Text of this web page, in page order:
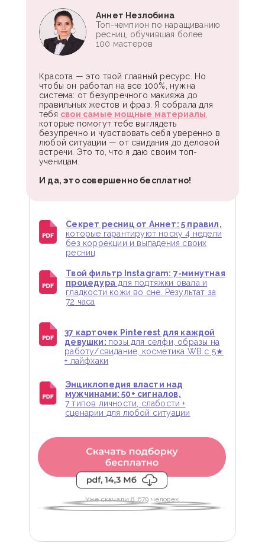
Красота — это твой главный ресурс. Но
чтобы он работал на все 100%, нужна
система: от безупречного макияжа до
правильных жестов и фраз. Я собрала для
тебя свои самые мощные материалы
которые помогут тебе выглядеть
безупречно и чувствовать себя уверенно в
любой ситуации — от свидания до деловой
встречи. Это то, что я даю своим топ-
ученицам.
И да, это совершенно бесплатно!
Аннет Незлобина
Топ-чемпион по наращиванию
ресниц, обучившая более
100 мастеров
Секрет ресниц от Аннет: 5 правил,
которые гарантируют носку 4 недели
без коррекции и выпадения своих
ресниц
Твой фильтр Instagram: 7-минутная
процедурадля подтяжки овала и
гладкости кожи во сне. Результат за
72 часа
Уже скачали 8 679 человек
37 карточек Pinterest для каждой
девушки: позы для селфи, образы на
работу/свидание, косметика WB с 5★
+ лайфхаки
Энциклопедия власти над
мужчинами: 50+ сигналов,
7 типов личности, слабости +
сценарии для любой ситуации